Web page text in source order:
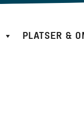
PLATSER &